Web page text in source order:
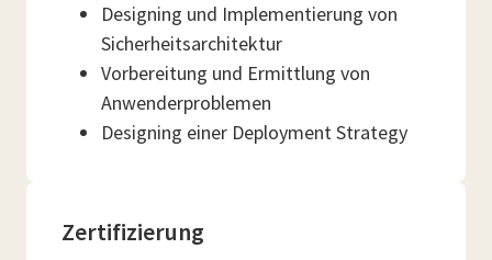
Designing und Implementierung von
Sicherheitsarchitektur
Vorbereitung und Ermittlung von
Anwenderproblemen
Designing einer Deployment Strategy
Zertifizierung